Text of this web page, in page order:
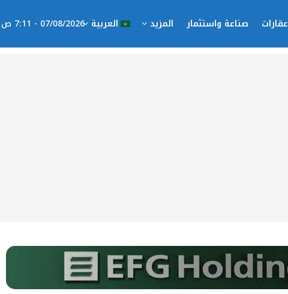
عقارات صناعة واستثمار المزيد العربية 07/08/2026 - 7:11 ص